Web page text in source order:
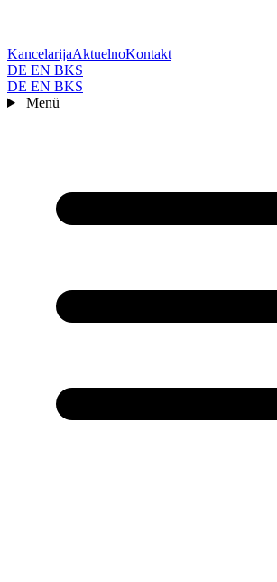
KancelarijaAktuelnoKontakt
DE EN BKS
DE EN BKS
Menü